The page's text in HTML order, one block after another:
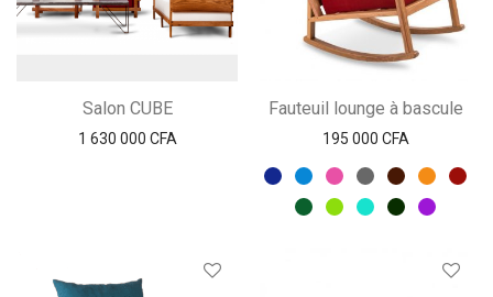
Salon CUBE
1 630 000 CFA
Fauteuil lounge à bascule
195 000 CFA